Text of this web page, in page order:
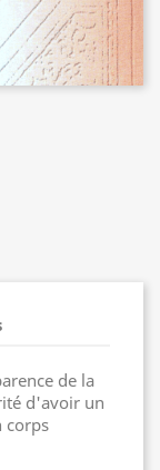
de la
d'avoir un
corps